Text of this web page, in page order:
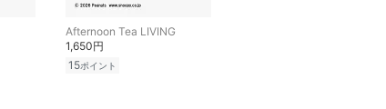
Afternoon Tea LIVING
1,650円
15ポイント